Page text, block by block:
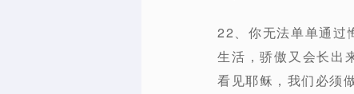
22、你无法单单通过
生活，骄傲又会长出
看见耶稣，我们必须